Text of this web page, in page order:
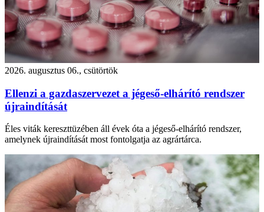
2026. augusztus 06., csütörtök
Ellenzi a gazdaszervezet a jégeső-elhárító rendszer
újraindítását
Éles viták kereszttüzében áll évek óta a jégeső-elhárító rendszer,
amelynek újraindítását most fontolgatja az agrártárca.